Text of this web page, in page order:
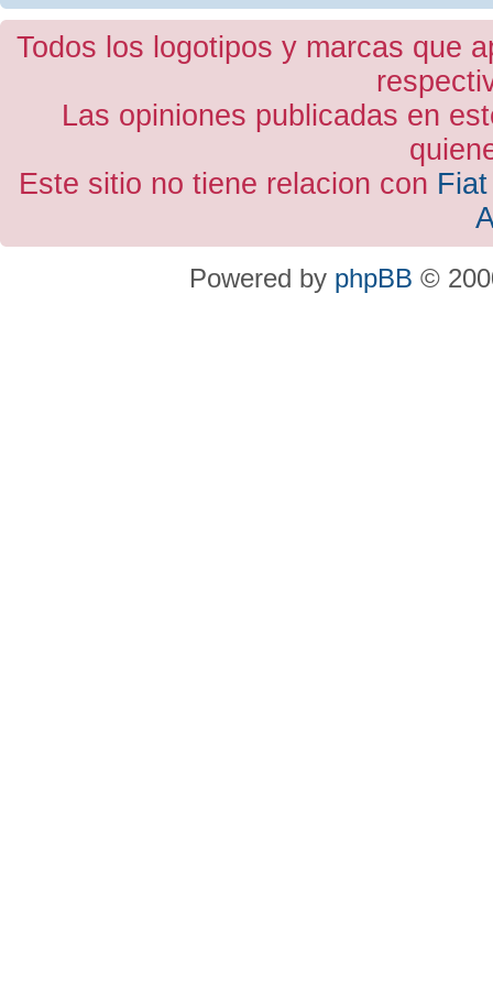
Todos los logotipos y marcas que
Las opiniones publicadas en
Este sitio no tiene relacion con
Powered by phpBB ©